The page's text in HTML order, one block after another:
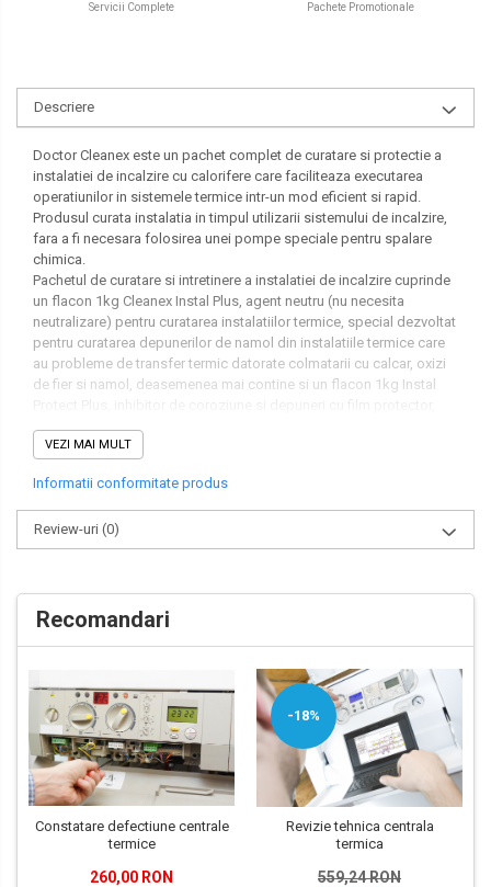
Servicii Complete Pachete Promotionale
Descriere
Doctor Cleanex este un pachet complet de curatare si protectie a
instalatiei de incalzire cu calorifere care faciliteaza executarea
operatiunilor in sistemele termice intr-un mod eficient si rapid.
Produsul curata instalatia in timpul utilizarii sistemului de incalzire,
fara a fi necesara folosirea unei pompe speciale pentru spalare
chimica.
Pachetul de curatare si intretinere a instalatiei de incalzire cuprinde
un flacon 1kg Cleanex Instal Plus, agent neutru (nu necesita
neutralizare) pentru curatarea instalatiilor termice, special dezvoltat
pentru curatarea depunerilor de namol din instalatiile termice care
au probleme de transfer termic datorate colmatarii cu calcar, oxizi
de fier si namol, deasemenea mai contine si un flacon 1kg Instal
care asigura protectia optima a instalatiilor si impiedica formarea
bacteriilor in circuitele termice de incalzire.
care faciliteaza introducerea substantelor chimice in sistemul de
incalzire.
Pachet complet de curatare si intretinere instalatie termica dozaj
pentru 100 litri sau 10 radiatoare.
VEZI MAI MULT
Informatii conformitate produs
Review-uri (0)
Recomandari
Constatare defectiune centrale
termice
260,00 RON
-18%
Revizie tehnica centrala
termica
559,24 RON